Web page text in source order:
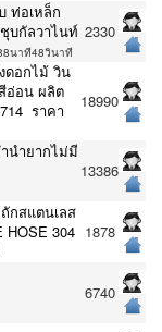
ท่อเหล็ก
บกัลวาไนท์
นาที48วินาที
2330
ดอกไม้ วิน
อ่อน ผลิต
ราคา
18990
นำยากไม่มี
13386
กสแตนเลส
HOSE 304 1878
6740